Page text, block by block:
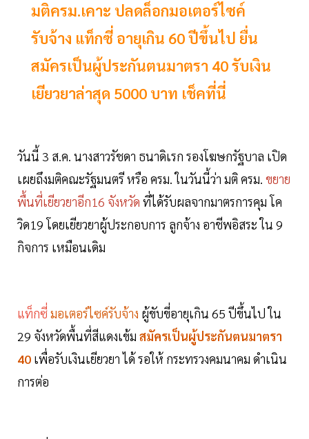
มติครม.เคาะ ปลดล็อกมอเตอร์ไซค์
รับจ้าง แท็กซี่ อายุเกิน 60 ปีขึ้นไป ยื่น
สมัครเป็นผู้ประกันตนมาตรา 40 รับเงิน
เยียวยาล่าสุด 5000 บาท เช็คที่นี่
วันนี้ 3 ส.ค. นางสาวรัชดา ธนาดิเรก รองโฆษกรัฐบาล เปิด
เผยถึงมติคณะรัฐมนตรี หรือ ครม. ในวันนี้ว่า มติ ครม. ขยาย
พื้นที่เยียวยาอีก16 จังหวัด ที่ได้รับผลจากมาตรการคุม โค
วิด19 โดยเยียวยาผู้ประกอบการ ลูกจ้าง อาชีพอิสระ ใน 9
กิจการ เหมือนเดิม
แท็กซี่มอเตอร์ไซค์รับจ้าง ผู้ขับขี่อายุเกิน 65 ปีขึ้นไป ใน
29 จังหวัดพื้นที่สีแดงเข้ม สมัครเป็นผู้ประกันตนมาตรา
40 เพื่อรับเงินเยียวยา ได้ รอให้ กระทรวงคมนาคม ดำเนิน
การต่อ